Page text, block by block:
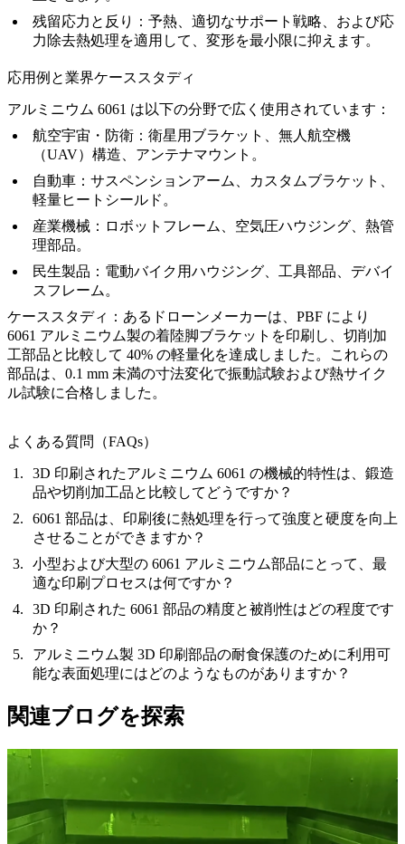
残留応力と反り： 予熱、適切なサポート戦略、および応
力除去熱処理を適用して、変形を最小限に抑えます。
応用例と業界ケーススタディ
アルミニウム 6061 は以下の分野で広く使用されています：
航空宇宙・防衛： 衛星用ブラケット、無人航空機
（UAV）構造、アンテナマウント。
自動車： サスペンションアーム、カスタムブラケット、
軽量ヒートシールド。
産業機械： ロボットフレーム、空気圧ハウジング、熱管
理部品。
民生製品： 電動バイク用ハウジング、工具部品、デバイ
スフレーム。
ケーススタディ： あるドローンメーカーは、PBF により
6061 アルミニウム製の着陸脚ブラケットを印刷し、切削加
工部品と比較して 40% の軽量化を達成しました。これらの
部品は、0.1 mm 未満の寸法変化で振動試験および熱サイク
ル試験に合格しました。
よくある質問（FAQs）
3D 印刷されたアルミニウム 6061 の機械的特性は、鍛造
品や切削加工品と比較してどうですか？
6061 部品は、印刷後に熱処理を行って強度と硬度を向上
させることができますか？
小型および大型の 6061 アルミニウム部品にとって、最
適な印刷プロセスは何ですか？
3D 印刷された 6061 部品の精度と被削性はどの程度です
か？
アルミニウム製 3D 印刷部品の耐食保護のために利用可
能な表面処理にはどのようなものがありますか？
関連ブログを探索